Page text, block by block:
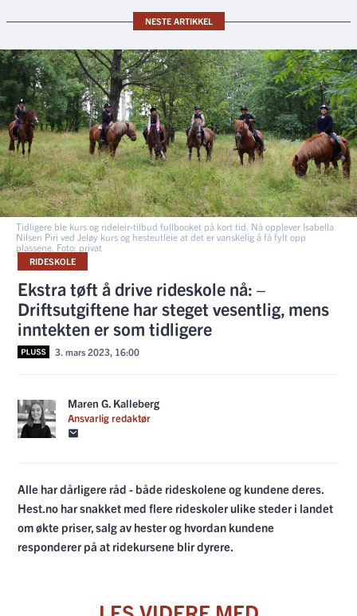
NESTE ARTIKKEL
Tidligere ble kurs og rideleir-tilbud fullbooket på kort tid. Nå opplever Isabella
Nilsen Piri ved Jeløy kurs og hesteutleie at det er vanskelig å få fylt opp
plassene. Foto: privat
RIDESKOLE
Ekstra tøft å drive rideskole nå: –
Driftsutgiftene har steget vesentlig, mens
inntekten er som tidligere
3. mars 2023, 16:00
Maren G. Kalleberg
Ansvarlig redaktør
Alle har dårligere råd - både rideskolene og kundene deres.
Hest.no har snakket med flere rideskoler ulike steder i landet
om økte priser, salg av hester og hvordan kundene
responderer på at ridekursene blir dyrere.